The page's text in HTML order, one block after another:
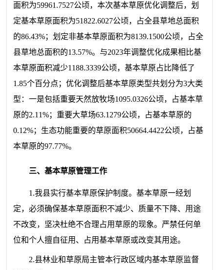
面积为59961.7527公顷，本次基本草原优化调整后，划
定基本草原面积为51822.6027公顷，占全县草地总面积
的86.43%；划定非基本草原面积为8139.1500公顷，占全
县草地总面积的13.57%。与2023年调整优化成果相比基
本草原面积减少1188.3339公顷，基本草原占比降低了
1.85个百分点；优化调整后基本草原类型共划分为3大类
型：一是包括重要天然放牧场1095.0326公顷，占基本草
原的2.11%； 重要大草场63.1279公顷，占基本草原的
0.12%；生态功能重要的草原面积50664.4422公顷，占基
本草原的97.77%。
三、基本草原管理工作
1.我县实行基本草原保护制度。基本草原一经划
定，必须确保基本草原面积不减少、质量不下降、用途
不改变，坚决杜绝不合理占用草原的现象。严禁任何单
位和个人擅自征用、占用基本草原或改变其用途。
2.县林业和草原局主管本行政区域内基本草原监督